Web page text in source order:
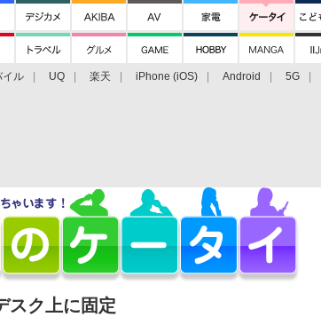
イル UQ 楽天 iPhone (iOS) Android 5G
スク上に固定